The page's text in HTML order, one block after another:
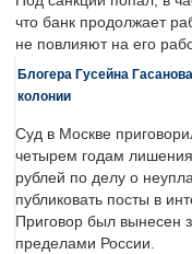
что банк продолжает
не повлияют на его
Блогера Гусейна
колонии
Суд в Москве
четырем годам
рублей по делу о
публиковать посты в
Приговор был вынесен
пределами России.